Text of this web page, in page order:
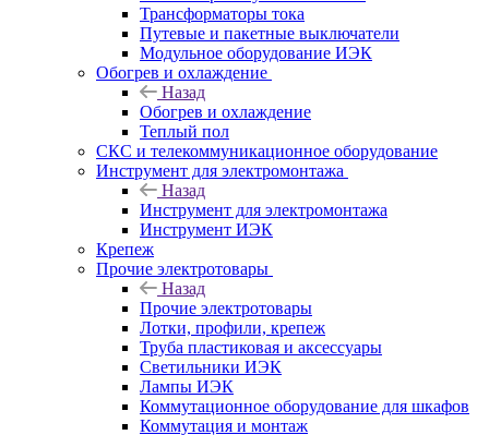
Трансформаторы тока
Путевые и пакетные выключатели
Модульное оборудование ИЭК
Обогрев и охлаждение
Назад
Обогрев и охлаждение
Теплый пол
СКС и телекоммуникационное оборудование
Инструмент для электромонтажа
Назад
Инструмент для электромонтажа
Инструмент ИЭК
Крепеж
Прочие электротовары
Назад
Прочие электротовары
Лотки, профили, крепеж
Труба пластиковая и аксессуары
Светильники ИЭК
Лампы ИЭК
Коммутационное оборудование для шкафов
Коммутация и монтаж